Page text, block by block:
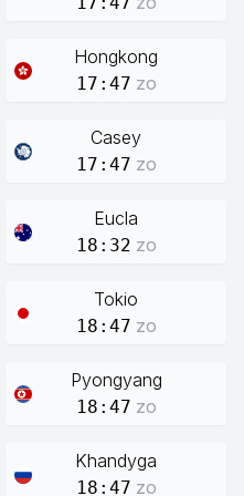
Hongkong
17:47 zo
Casey
17:47 zo
Eucla
18:32 zo
Tokio
18:47 zo
Pyongyang
18:47 zo
Khandyga
18:47 zo